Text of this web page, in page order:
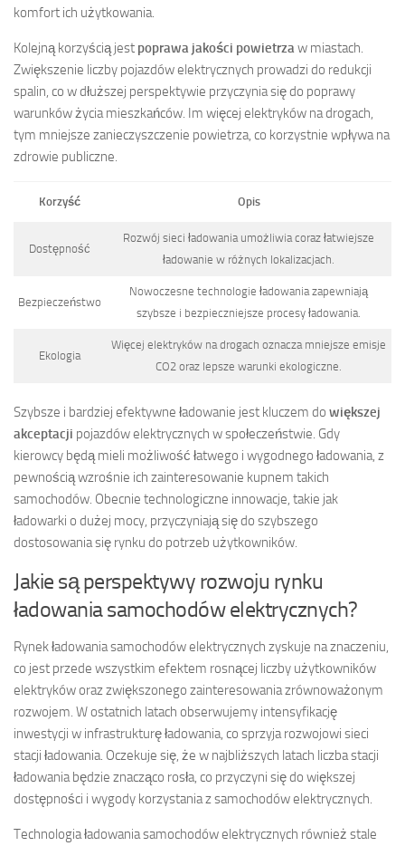
komfort ich użytkowania.
Kolejną korzyścią jest poprawa jakości powietrzaw miastach.
Zwiększenie liczby pojazdów elektrycznych prowadzi do redukcji
spalin, co w dłuższej perspektywie przyczynia się do poprawy
warunków życia mieszkańców. Im więcej elektryków na drogach,
tym mniejsze zanieczyszczenie powietrza, co korzystnie wpływa na
zdrowie publiczne.
Korzyść Opis
Dostępność
Rozwój sieci ładowania umożliwia coraz łatwiejsze
ładowanie w różnych lokalizacjach.
Bezpieczeństwo
Nowoczesne technologie ładowania zapewniają
szybsze i bezpieczniejsze procesy ładowania.
Ekologia
Więcej elektryków na drogach oznacza mniejsze emisje
CO2 oraz lepsze warunki ekologiczne.
Szybsze i bardziej efektywne ładowanie jest kluczem do większej
akceptacji pojazdów elektrycznych w społeczeństwie. Gdy
kierowcy będą mieli możliwość łatwego i wygodnego ładowania, z
pewnością wzrośnie ich zainteresowanie kupnem takich
samochodów. Obecnie technologiczne innowacje, takie jak
ładowarki o dużej mocy, przyczyniają się do szybszego
dostosowania się rynku do potrzeb użytkowników.
Jakie są perspektywy rozwoju rynku
ładowania samochodów elektrycznych?
Rynek ładowania samochodów elektrycznych zyskuje na znaczeniu,
co jest przede wszystkim efektem rosnącej liczby użytkowników
elektryków oraz zwiększonego zainteresowania zrównoważonym
rozwojem. W ostatnich latach obserwujemy intensyfikację
inwestycji w infrastrukturę ładowania, co sprzyja rozwojowi sieci
stacji ładowania. Oczekuje się, że w najbliższych latach liczba stacji
ładowania będzie znacząco rosła, co przyczyni się do większej
dostępności i wygody korzystania z samochodów elektrycznych.
Technologia ładowania samochodów elektrycznych również stale